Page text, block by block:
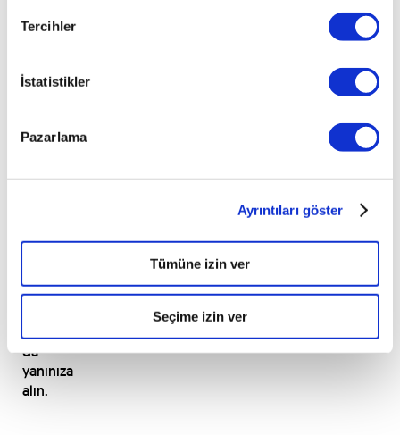
Tercihler
İstatistikler
Pazarlama
Ayrıntıları göster
Tümüne izin ver
Seçime izin ver
da
ihtiyaçlarını
Tasmasıyla
dostunuz
molalarda
küçük
onları
da
yanınıza
alın.